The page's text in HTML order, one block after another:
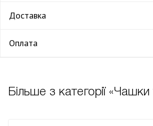
Доставка
Оплата
Більше з категорії